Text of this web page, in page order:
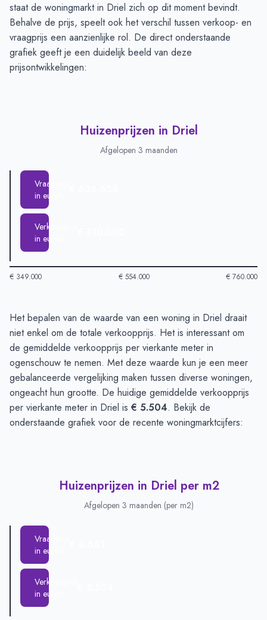
staat de woningmarkt in Driel zich op dit moment bevindt.
Behalve de prijs, speelt ook het verschil tussen verkoop- en
vraagprijs een aanzienlijke rol. De direct onderstaande
grafiek geeft je een duidelijk beeld van deze
prijsontwikkelingen:
Huizenprijzen in Driel
Afgelopen 3 maanden
Vraagprijs
in euro's
Verkoopprijs
in euro's
€ 349.000 € 554.000 € 760.000
Huizenprijzen in Driel-Afgelopen 3 maanden
Type
Bedrag
Vraagprijs in euro's
€ 636.636
Verkoopprijs in euro's
€ 710.000
Het bepalen van de waarde van een woning in Driel draait
niet enkel om de totale verkoopprijs. Het is interessant om
de gemiddelde verkoopprijs per vierkante meter in
ogenschouw te nemen. Met deze waarde kun je een meer
gebalanceerde vergelijking maken tussen diverse woningen,
ongeacht hun grootte. De huidige gemiddelde verkoopprijs
per vierkante meter in Driel is € 5.504. Bekijk de
onderstaande grafiek voor de recente woningmarktcijfers:
Huizenprijzen in Driel per m2
Afgelopen 3 maanden (per m2)
Vraagprijs
in euro's
Verkoopprijs
in euro's